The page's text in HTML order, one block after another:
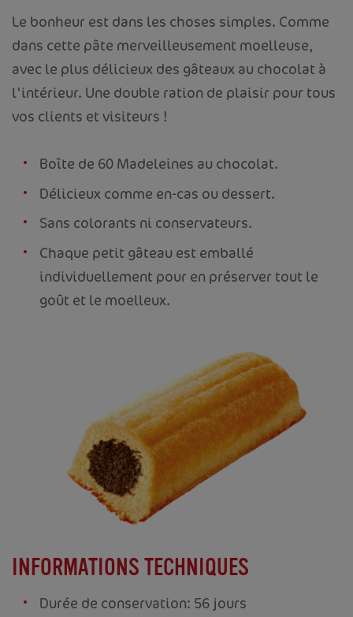
Le bonheur est dans les choses simples. Comme
dans cette pâte merveilleusement moelleuse,
avec le plus délicieux des gâteaux au chocolat à
l'intérieur. Une double ration de plaisir pour tous
vos clients et visiteurs !
Boîte de 60 Madeleines au chocolat.
Délicieux comme en-cas ou dessert.
Sans colorants ni conservateurs.
Chaque petit gâteau est emballé
individuellement pour en préserver tout le
goût et le moelleux.
INFORMATIONS TECHNIQUES
Durée de conservation: 56 jours